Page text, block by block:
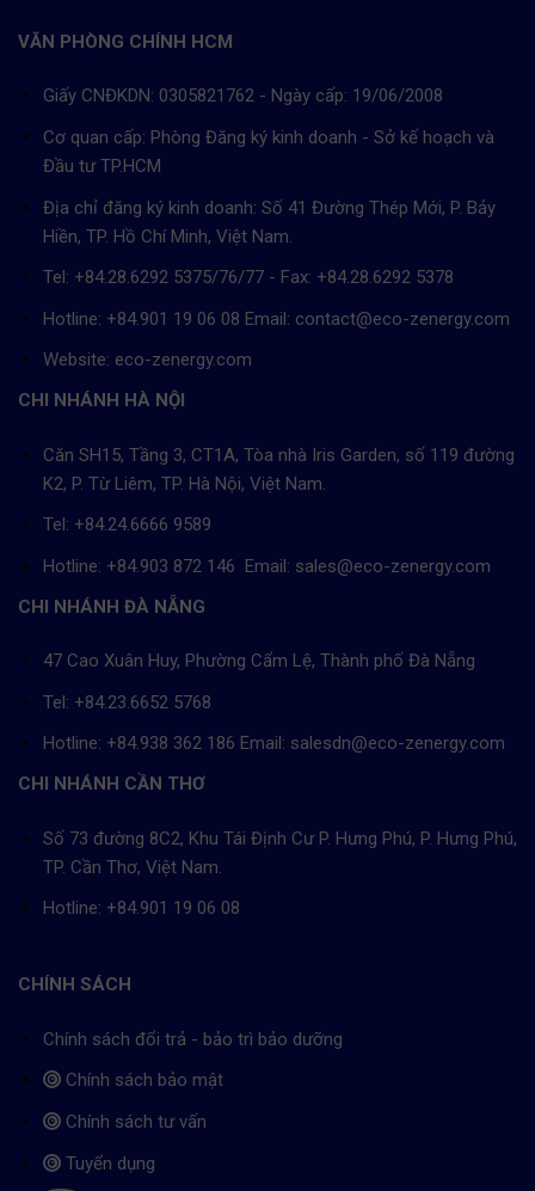
VĂN PHÒNG CHÍNH HCM
Giấy CNĐKDN: 0305821762 - Ngày cấp: 19/06/2008
Cơ quan cấp: Phòng Đăng ký kinh doanh - Sở kế hoạch và
Đầu tư TP.HCM
Địa chỉ đăng ký kinh doanh: Số 41 Đường Thép Mới, P. Bảy
Hiền, TP. Hồ Chí Minh, Việt Nam.
Tel: +84.28.6292 5375/76/77 - Fax: +84.28.6292 5378
Hotline: +84.901 19 06 08 Email: contact@eco-zenergy.com
Website: eco-zenergy.com
CHI NHÁNH HÀ NỘI
Căn SH15, Tầng 3, CT1A, Tòa nhà Iris Garden, số 119 đường
K2, P. Từ Liêm, TP. Hà Nội, Việt Nam.
Tel: +84.24.6666 9589
Hotline: +84.903 872 146 Email: sales@eco-zenergy.com
CHI NHÁNH ĐÀ NẴNG
47 Cao Xuân Huy, Phường Cẩm Lệ, Thành phố Đà Nẵng
Tel: +84.23.6652 5768
Hotline: +84.938 362 186 Email: salesdn@eco-zenergy.com
CHI NHÁNH CẦN THƠ
Số 73 đường 8C2, Khu Tái Định Cư P. Hưng Phú, P. Hưng Phú,
TP. Cần Thơ, Việt Nam.
Hotline: +84.901 19 06 08
CHÍNH SÁCH
Chính sách đổi trả - bảo trì bảo dưỡng
Chính sách bảo mật
Chính sách tư vấn
Tuyển dụng